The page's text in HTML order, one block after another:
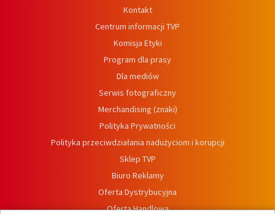
Kontakt
Centrum informacji TVP
Komisja Etyki
Program dla prasy
Dla mediów
Serwis fotograficzny
Merchandising (znaki)
Polityka Prywatności
Polityka przeciwdziałania nadużyciom i korupcji
Sklep TVP
Biuro Reklamy
Oferta Dystrybucyjna
Oferta Handlowa